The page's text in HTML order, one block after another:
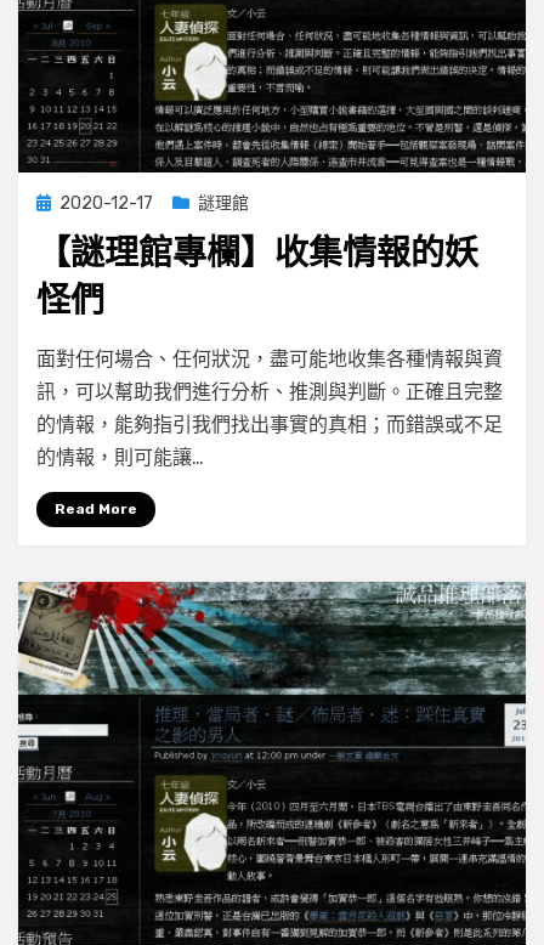
Posted
2020-12-17 謎理館
【謎理館專欄】收集情報的妖
怪們
by小云
Leave a commenton
【謎
理
館
報
的
妖
怪
們
面對任何場合、任何狀況，盡可能地收集各種情報與資
訊，可以幫助我們進行分析、推測與判斷。正確且完整
的情報，能夠指引我們找出事實的真相；而錯誤或不足
的情報，則可能讓…
Read More